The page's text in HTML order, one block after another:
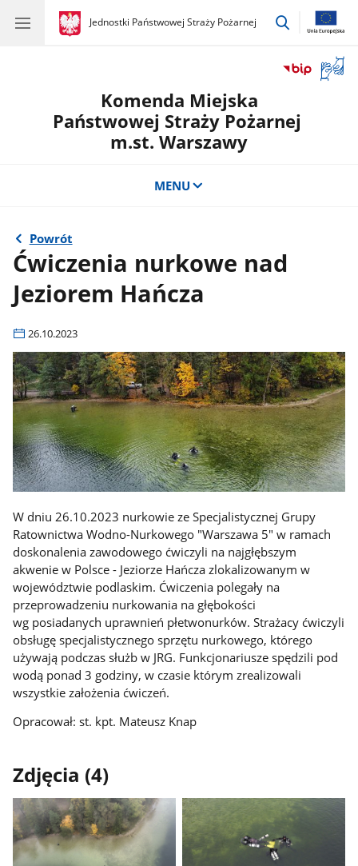
gov.pl
Jednostki Państwowej Straży Pożarnej
gov.pl
Jednostki
przejdź
okno
Komenda Miejska
Państwowej Straży Pożarnej
m.st. Warszawy
MENU
Powrót
Ćwiczenia nurkowe nad
Jeziorem Hańcza
26.10.2023
W dniu 26.10.2023 nurkowie ze Specjalistycznej Grupy
Ratownictwa Wodno-Nurkowego "Warszawa 5" w ramach
doskonalenia zawodowego ćwiczyli na najgłębszym
akwenie w Polsce - Jeziorze Hańcza zlokalizowanym w
województwie podlaskim. Ćwiczenia polegały na
przeprowadzeniu nurkowania na głębokości
wg posiadanych uprawnień płetwonurków. Strażacy ćwiczyli
obsługę specjalistycznego sprzętu nurkowego, którego
używają podczas służb w JRG. Funkcjonariusze spędzili pod
wodą ponad 3 godziny, w czasie którym zrealizowali
wszystkie założenia ćwiczeń.
Opracował: st. kpt. Mateusz Knap
Zdjęcia (4)